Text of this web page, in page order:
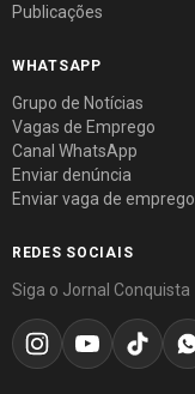
Publicações
WHATSAPP
Grupo de Notícias
Vagas de Emprego
Canal WhatsApp
Enviar denúncia
Enviar vaga de emprego
REDES SOCIAIS
Siga o Jornal Conquista